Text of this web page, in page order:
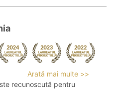
Arată mai multe >>
recunoscută pentru